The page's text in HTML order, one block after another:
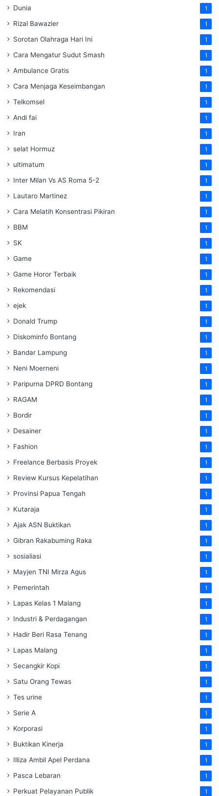
Dunia 1
Rizal Bawazier 1
Sorotan Olahraga Hari Ini 1
Cara Mengatur Sudut Smash 1
Ambulance Gratis 1
Cara Menjaga Keseimbangan 1
Telkomsel 1
Andi fai 1
Iran 1
selat Hormuz 1
ultimatum 1
Inter Milan Vs AS Roma 5-2 1
Lautaro Martinez 1
Cara Melatih Konsentrasi Pikiran 1
BBM 1
SK 1
Game 1
Game Horor Terbaik 1
Rekomendasi 1
ejek 1
Donald Trump 1
Diskominfo Bontang 1
Bandar Lampung 1
Neni Moerneni 1
Paripurna DPRD Bontang 1
RAGAM 1
Bordir 1
Desainer 1
Fashion 1
Freelance Berbasis Proyek 1
Review Kursus Kepelatihan 1
Provinsi Papua Tengah 1
Kutaraja 1
Ajak ASN Buktikan 1
Gibran Rakabuming Raka 1
sosialiasi 1
Mayjen TNI Mirza Agus 1
Pemerintah 1
Lapas Kelas 1 Malang 1
Industri & Perdagangan 1
Hadir Beri Rasa Tenang 1
Lapas Malang 1
Secangkir Kopi 1
Satu Orang Tewas 1
Tes urine 1
Serie A 1
Korporasi 1
Buktikan Kinerja 1
Illiza Ambil Apel Perdana 1
Pasca Lebaran 1
Perkuat Pelayanan Publik 1